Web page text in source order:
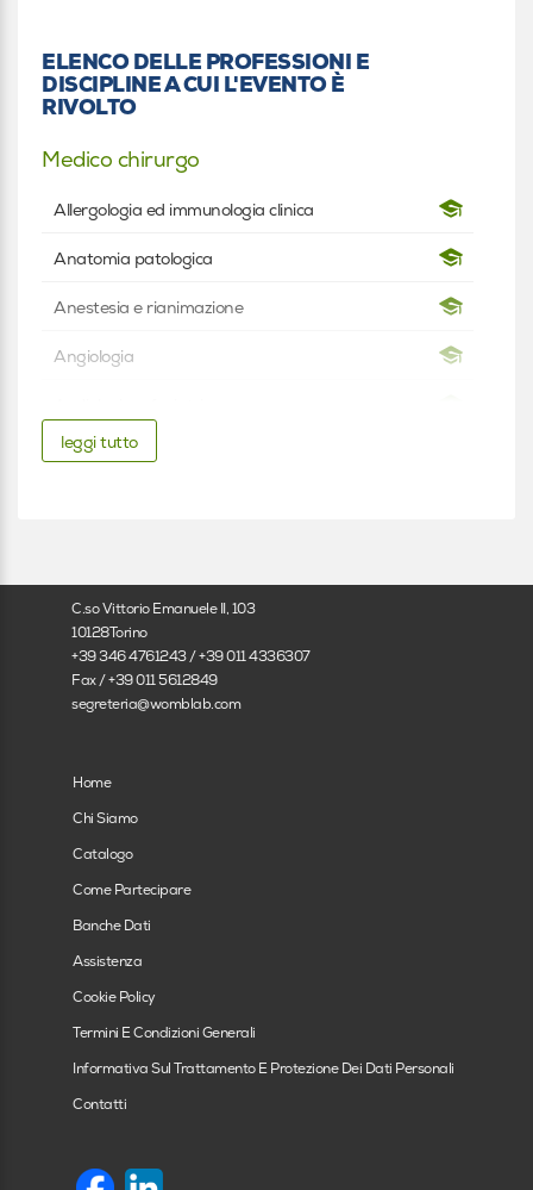
ELENCO DELLE PROFESSIONI E
DISCIPLINE A CUI L'EVENTO È
RIVOLTO
Medico chirurgo
Allergologia ed immunologia clinica
Anatomia patologica
Anestesia e rianimazione
Angiologia
Biochimica clinica
Chirurgia Generale
Chirurgia Maxillo-facciale
Chirurgia pediatrica
Chirurgia vascolare
Continuita assistenziale
Dermatologia e venereologia
Direzione medica di presidio ospedaliero
leggi tutto
C.so Vittorio Emanuele II, 103
10128Torino
+39 346 4761243 / +39 011 4336307
Fax / +39 011 5612849
segreteria@womblab.com
Home
Chi Siamo
Catalogo
Come Partecipare
Banche Dati
Assistenza
Cookie Policy
Termini E Condizioni Generali
Informativa Sul Trattamento E Protezione Dei Dati Personali
Contatti